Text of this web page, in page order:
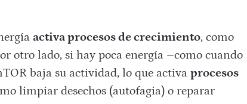
activa procesos de crecimiento, como
otro lado, si hay poca energía –como cuando
baja su actividad, lo que activa procesos
limpiar desechos (autofagia) o reparar